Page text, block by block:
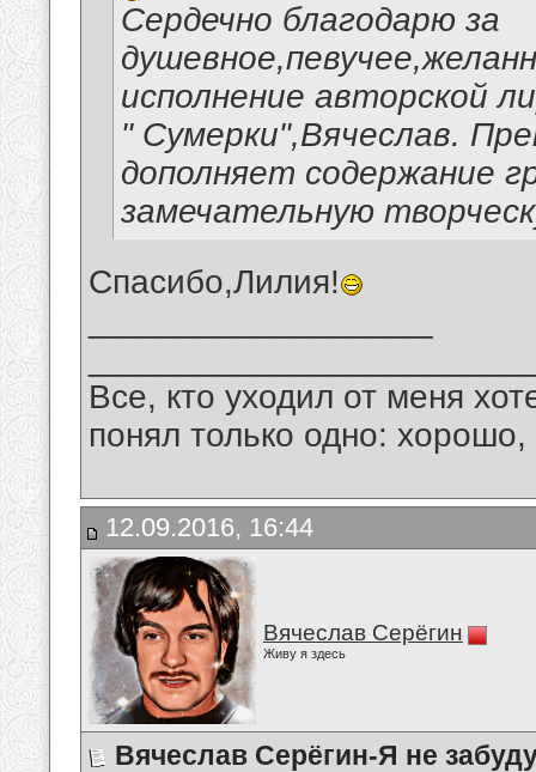
Сердечно благодарю за
исполнение авторской
" Сумерки",Вячеслав.
дополняет содержание
замечательную
Спасибо,Лилия!
Все, кто уходил от меня
понял только одно:
12.09.2016, 16:44
Вячеслав Серёгин
Живу я здесь
Вячеслав Серёгин-Я не